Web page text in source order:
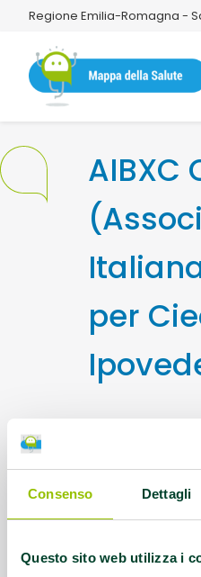
Consenso Dettagli
Questo sito web utilizza i
Regione Emilia-Romagna -
AIBXC
per
via
Disciplina
Referente:EVA